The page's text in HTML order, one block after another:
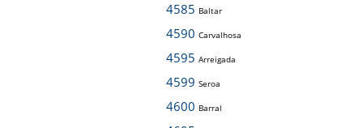
4585 Baltar
4590 Carvalhosa
4595 Arreigada
4599 Seroa
4600 Barral